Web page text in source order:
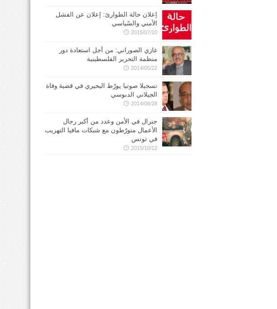
إعلان حالة الطوارئ: إعلان عن الفشل
الأمني والسّياسي
2015/07/10
غازي الصوراني: من أجل استعادة دور
منظمة التحرير الفلسطينية
2014/05/22
تسجيلا صوتيا يورّط البحيري في قضية وفاة
الجيلاني الدبوسي
2014/08/28
جنرال في الأمن وعدد من أكبر رجال
الأعمال متورّطون مع شبكات مافيا التهريب
في تونس
2015/10/12